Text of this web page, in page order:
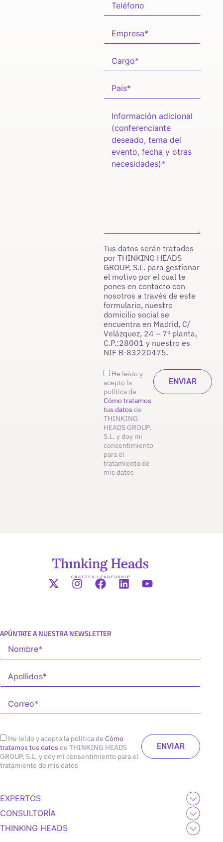
Tus datos serán tratados
por THINKING HEADS
GROUP, S.L. para gestionar
el motivo por el cual te
pones en contacto con
nosotros a través de este
formulario, nuestro
domicilio social se
encuentra en Madrid, C/
Velázquez, 24 – 7º planta,
C.P.:28001 y nuestro es
NIF B-83220475.
He leído y
acepto la
política de
Cómo tratamos
tus datos de
THINKING
HEADS GROUP,
S.L. y doy mi
consentimiento
para el
tratamiento de
mis datos
APÚNTATE A NUESTRA NEWSLETTER
He leído y acepto la política de Cómo
tratamos tus datos de THINKING HEADS
GROUP, S.L. y doy mi consentimiento para el
tratamiento de mis datos
EXPERTOS
CONSULTORÍA
THINKING HEADS